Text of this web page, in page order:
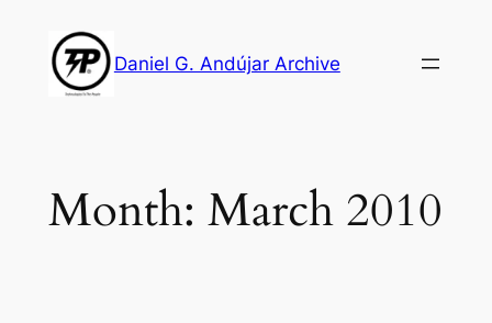
content
Daniel G. Andújar Archive
Month: March 2010